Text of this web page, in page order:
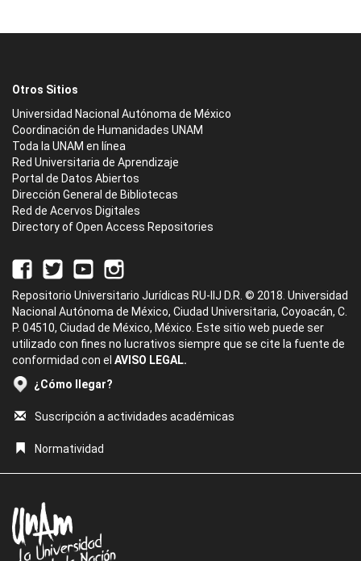
Otros Sitios
Universidad Nacional Autónoma de México
Coordinación de Humanidades UNAM
Toda la UNAM en línea
Red Universitaria de Aprendizaje
Portal de Datos Abiertos
Dirección General de Bibliotecas
Red de Acervos Digitales
Directory of Open Access Repositories
Repositorio Universitario Jurídicas RU-IIJ D.R. © 2018. Universidad
Nacional Autónoma de México, Ciudad Universitaria, Coyoacán, C.
P. 04510, Ciudad de México, México. Este sitio web puede ser
utilizado con fines no lucrativos siempre que se cite la fuente de
conformidad con el AVISO LEGAL.
¿Cómo llegar?
Suscripción a actividades académicas
Normatividad